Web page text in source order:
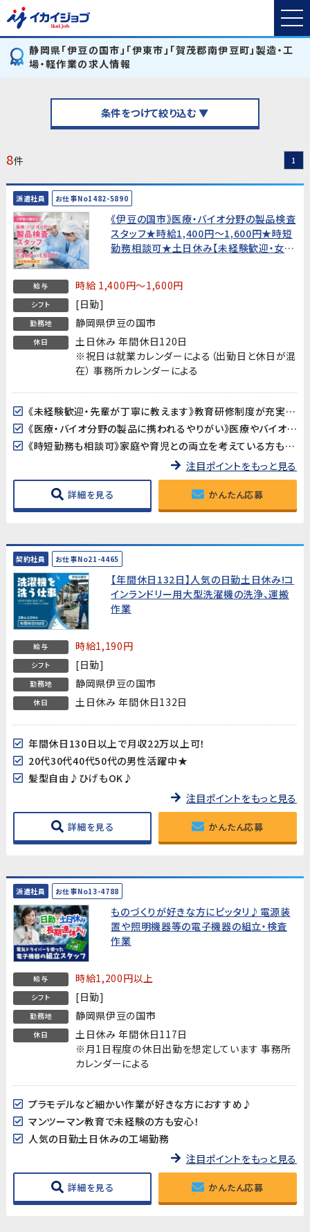
静岡県「伊豆の国市」「伊東市」「賀茂郡南伊豆町」製造・工
場・軽作業の求人情報
条件をつけて絞り込む ▼
8件 1
派遣社員 お仕事No1482-5890
《伊豆の国市》医療・バイオ分野の製品検査
スタッフ★時給1,400円〜1,600円★時短
勤務相談可★土日休み【未経験歓迎・女性
給与 時給 1,400円～1,600円
シフト [日勤]
勤務地 静岡県伊豆の国市
休日
土日休み 年間休日120日
※祝日は就業カレンダーによる（出勤日と休日が混
在） 事務所カレンダーによる
《未経験歓迎・先輩が丁寧に教えます》教育研修制度が充実しているので、製造・検査業務が初めての方も安心してスタートできます。アットホームな職場で長く働きやすい環境です。
《医療・バイオ分野の製品に携われるやりがい》医療やバイオ分野で使用されるマイクロ流路チップの品質を守る、社会に貢献できるお仕事です。クリーンルームでの作業で清潔な環境が保たれています。
《時短勤務も相談可》家庭や育児との両立を考えている方も歓迎。時短勤務のご相談に対応しています。家庭都合での休みも取りやすい職場です。
注目ポイントをもっと見る
詳細を見る かんたん応募
契約社員 お仕事No21-4465
【年間休日132日】人気の日勤土日休み!コ
インランドリー用大型洗濯機の洗浄、運搬
作業
給与 時給1,190円
シフト [日勤]
勤務地 静岡県伊豆の国市
休日 土日休み 年間休日132日
年間休日130日以上で月収22万以上可！
20代30代40代50代の男性活躍中★
髪型自由♪ひげもOK♪
注目ポイントをもっと見る
詳細を見る かんたん応募
派遣社員 お仕事No13-4788
ものづくりが好きな方にピッタリ♪電源装
置や照明機器等の電子機器の組立・検査
作業
給与 時給1,200円以上
シフト [日勤]
勤務地 静岡県伊豆の国市
休日
土日休み 年間休日117日
※月1日程度の休日出勤を想定しています 事務所
カレンダーによる
プラモデルなど細かい作業が好きな方におすすめ♪
マンツーマン教育で未経験の方も安心！
人気の日勤土日休みの工場勤務
注目ポイントをもっと見る
詳細を見る かんたん応募